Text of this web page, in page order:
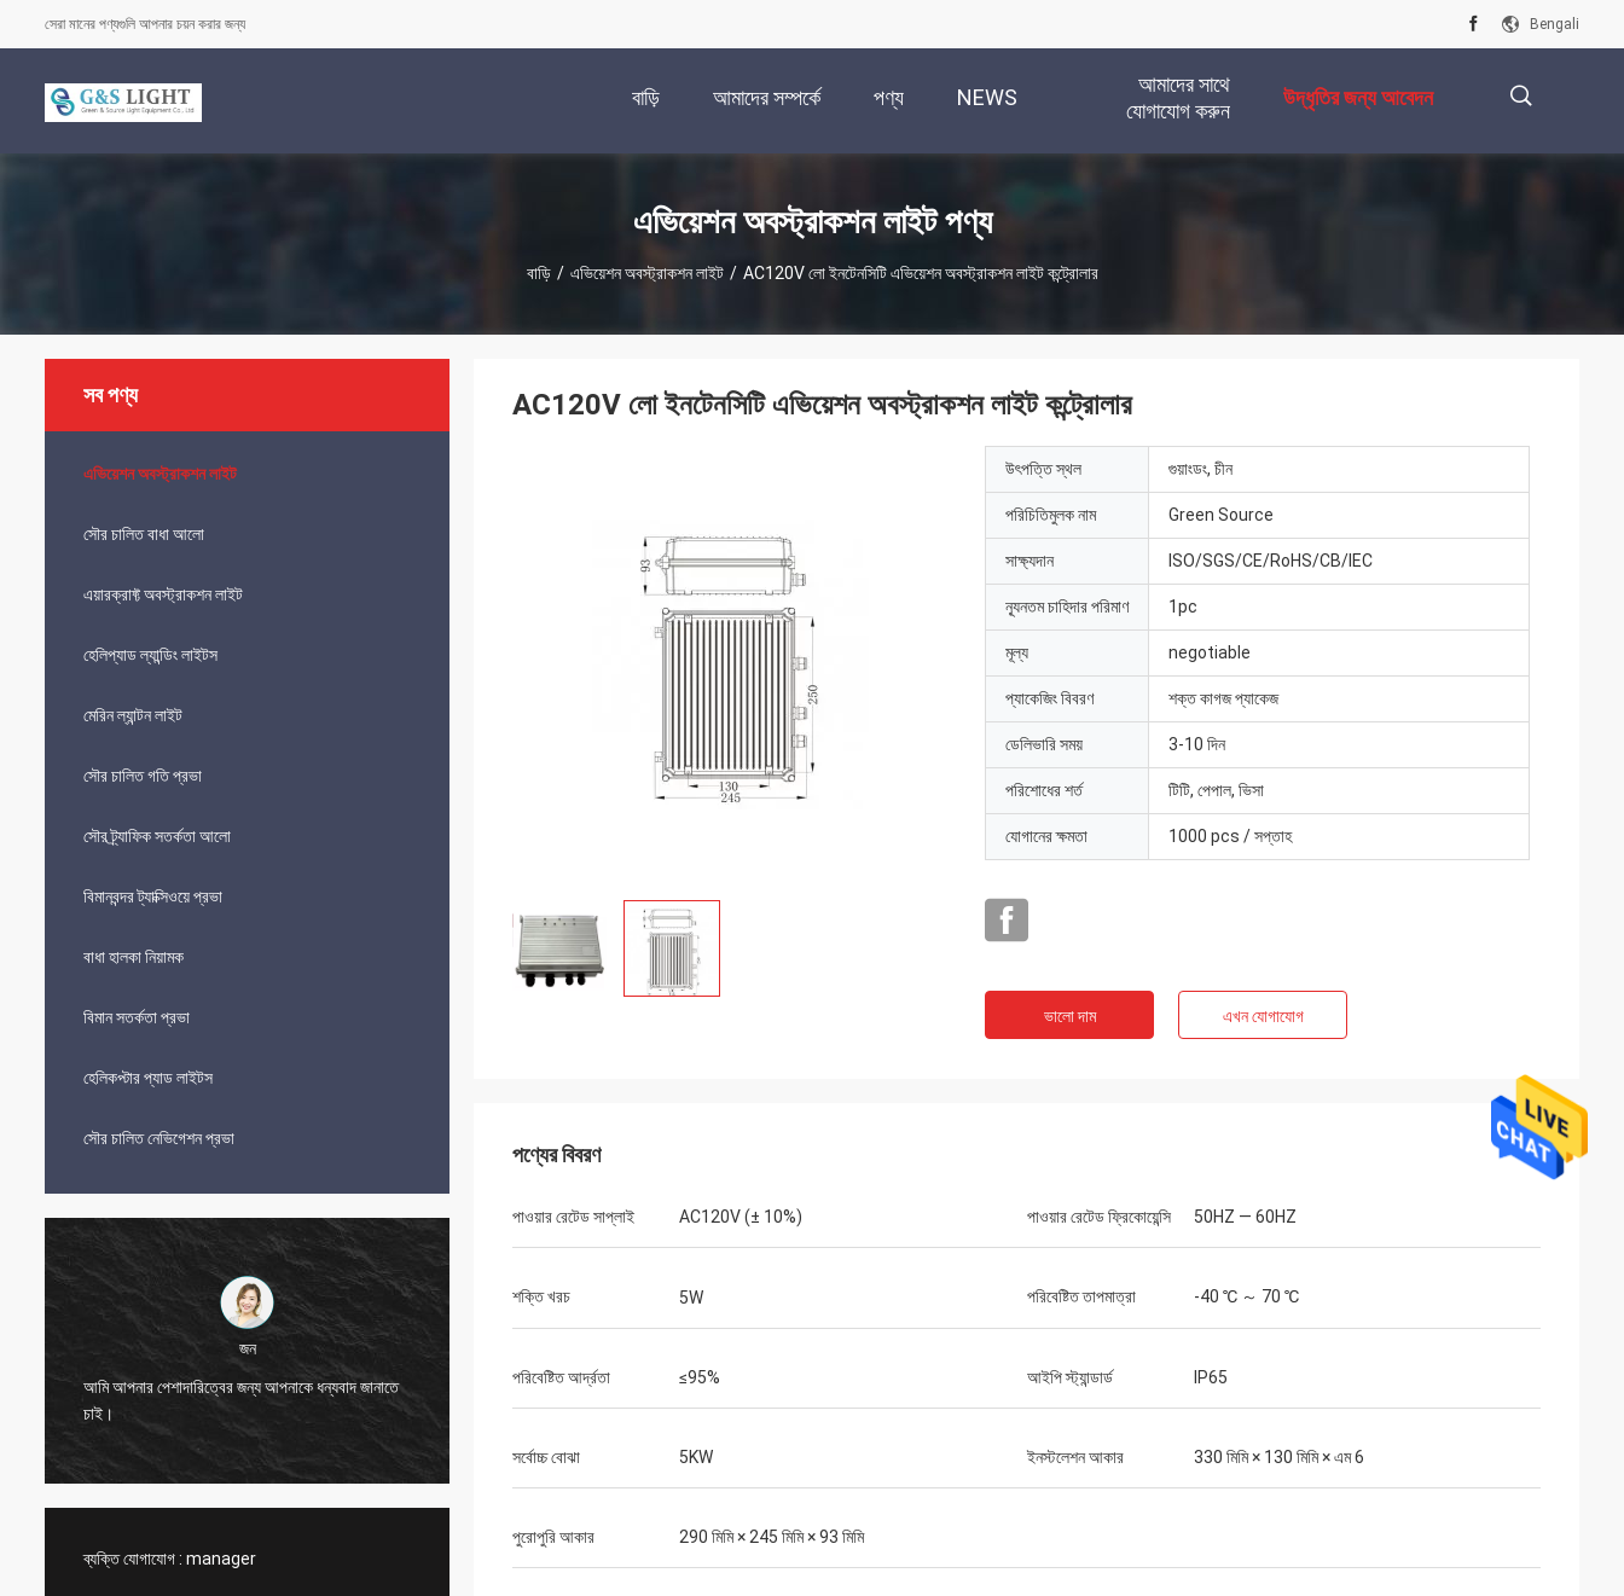
সেরা মানের পণ্যগুলি আপনার চয়ন করার জন্য Bengali
বাড়ি আমাদের সম্পর্কে পণ্য NEWS
আমাদের সাথে
যোগাযোগ করুন
উদ্ধৃতির জন্য আবেদন
এভিয়েশন অবস্ট্রাকশন লাইট পণ্য
বাড়ি / এভিয়েশন অবস্ট্রাকশন লাইট / AC120V লো ইনটেনসিটি এভিয়েশন অবস্ট্রাকশন লাইট কন্ট্রোলার
সব পণ্য
এভিয়েশন অবস্ট্রাকশন লাইট
সৌর চালিত বাধা আলো
এয়ারক্রাফ্ট অবস্ট্রাকশন লাইট
হেলিপ্যাড ল্যান্ডিং লাইটস
মেরিন ল্যান্টন লাইট
সৌর চালিত গতি প্রভা
সৌর ট্র্যাফিক সতর্কতা আলো
বিমানবন্দর ট্যাক্সিওয়ে প্রভা
বাধা হালকা নিয়ামক
বিমান সতর্কতা প্রভা
হেলিকপ্টার প্যাড লাইটস
সৌর চালিত নেভিগেশন প্রভা
জন
আমি আপনার পেশাদারিত্বের জন্য আপনাকে ধন্যবাদ জানাতে
চাই।
ভাল দামে গুণমানের বিমান চলাচল করে, আপনার পণ্যগুলি পছন্দ
করে।
ব্যক্তি যোগাযোগ : manager
AC120V লো ইনটেনসিটি এভিয়েশন অবস্ট্রাকশন লাইট কন্ট্রোলার
উৎপত্তি স্থল গুয়াংডং, চীন
পরিচিতিমুলক নাম Green Source
সাক্ষ্যদান ISO/SGS/CE/RoHS/CB/IEC
ন্যূনতম চাহিদার পরিমাণ 1pc
মূল্য negotiable
প্যাকেজিং বিবরণ শক্ত কাগজ প্যাকেজ
ডেলিভারি সময় 3-10 দিন
পরিশোধের শর্ত টিটি, পেপাল, ভিসা
যোগানের ক্ষমতা 1000 pcs / সপ্তাহ
ভালো দাম এখন যোগাযোগ
পণ্যের বিবরণ
পাওয়ার রেটেড সাপ্লাই AC120V (± 10%) পাওয়ার রেটেড ফ্রিকোয়েন্সি 50HZ — 60HZ
শক্তি খরচ 5W পরিবেষ্টিত তাপমাত্রা -40 ℃ ～ 70 ℃
পরিবেষ্টিত আর্দ্রতা ≤95% আইপি স্ট্যান্ডার্ড IP65
সর্বোচ্চ বোঝা 5KW ইনস্টলেশন আকার 330 মিমি × 130 মিমি × এম 6
পুরোপুরি আকার 290 মিমি × 245 মিমি × 93 মিমি